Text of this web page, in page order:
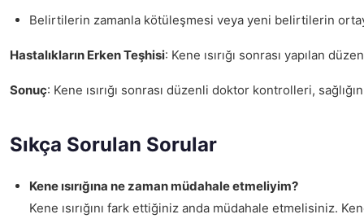
Belirtilerin zamanla kötüleşmesi veya yeni belirtilerin
Hastalıkların Erken Teşhisi: Kene ısırığı sonrası yapılan
Sonuç: Kene ısırığı sonrası düzenli doktor kontrolleri,
Sıkça Sorulan Sorular
Kene ısırığına ne zaman müdahale etmeliyim?
Kene ısırığını fark ettiğiniz anda müdahale etmelisiniz.